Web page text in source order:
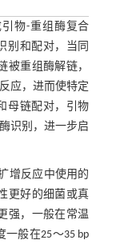
物-重组酶复合
别和配对，当同
被重组酶解链，
应，进而使特定
母链配对，引物
识别，进一步启
增反应中使用的
更好的细菌或真
强，一般在常温
一般在25～35 bp